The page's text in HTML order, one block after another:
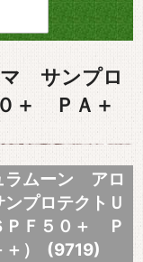
サンプロ
＋ ＰＡ＋
ラムーン アロ
プロテクトＵ
ＰＦ５０＋ Ｐ
＋） (9719)